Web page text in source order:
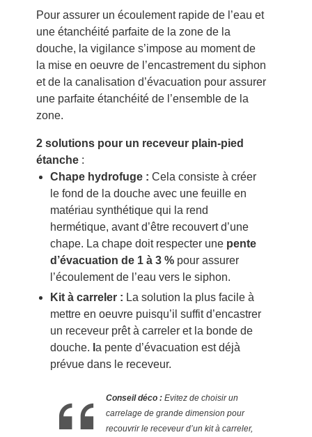
Pour assurer un écoulement rapide de l’eau et
une étanchéité parfaite de la zone de la
douche, la vigilance s’impose au moment de
la mise en oeuvre de l’encastrement du siphon
et de la canalisation d’évacuation pour assurer
une parfaite étanchéité de l’ensemble de la
zone.
2 solutions pour un receveur plain-pied
étanche:
Chape hydrofuge : Cela consiste à créer
le fond de la douche avec une feuille en
matériau synthétique qui la rend
hermétique, avant d’être recouvert d’une
chape. La chape doit respecter unepente
d’évacuation de 1 à 3 %pour assurer
l’écoulement de l’eau vers le siphon.
Kit à carreler : La solution la plus facile à
mettre en oeuvre puisqu’il suffit d’encastrer
un receveur prêt à carreler et la bonde de
douche. a pente d’évacuation est déjà
prévue dans le receveur.
Conseil déco :Evitez de choisir un
carrelage de grande dimension pour
recouvrir le receveur d’un kit à carreler,